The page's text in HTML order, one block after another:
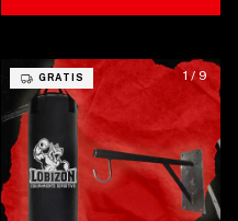
1/ 9
GRATIS